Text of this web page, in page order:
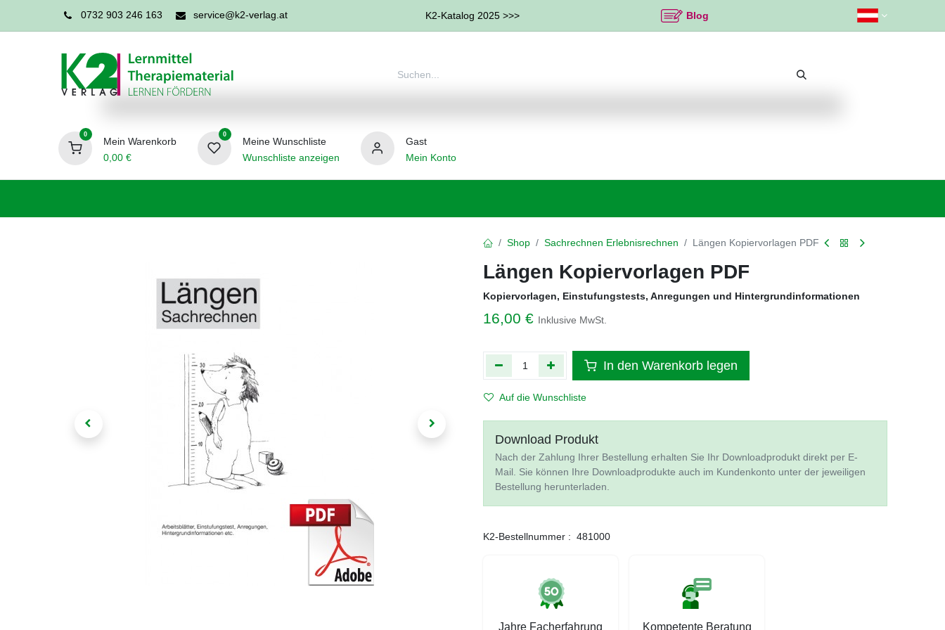
0732 903 246 163 service@k2-verlag.at K2-Katalog 2025 >>> Blog
0
Mein Warenkorb
0,00€
0
Meine Wunschliste
Wunschliste anzeigen
Gast
Mein Konto
Shop Sachrechnen Erlebnisrechnen Längen Kopiervorlagen PDF
Längen Kopiervorlagen PDF
Kopiervorlagen, Einstufungstests, Anregungen und Hintergrundinformationen
16,00 € Inklusive MwSt.
In den Warenkorb legen
Auf die Wunschliste
Download Produkt
Nach der Zahlung Ihrer Bestellung erhalten Sie Ihr Downloadprodukt direkt per E-
Mail. Sie können Ihre Downloadprodukte auch im Kundenkonto unter der jeweiligen
Bestellung herunterladen.
K2-Bestellnummer : 481000
Jahre Facherfahrung Kompetente Beratung